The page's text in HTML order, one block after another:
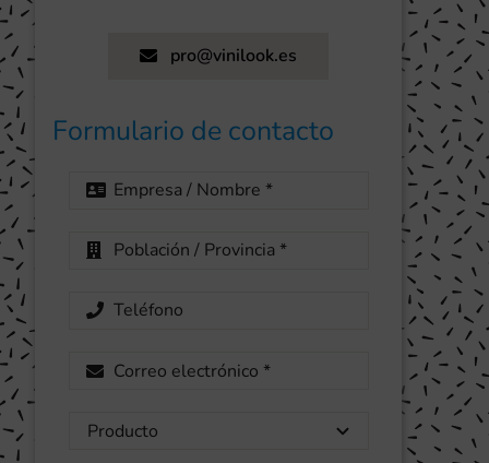
pro@vinilook.es
Formulario de contacto